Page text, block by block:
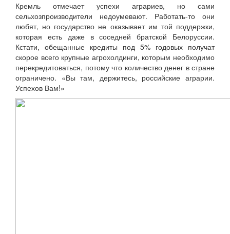
Кремль отмечает успехи аграриев, но сами
сельхозпроизводители недоумевают. Работать-то они
любят, но государство не оказывает им той поддержки,
которая есть даже в соседней братской Белоруссии.
Кстати, обещанные кредиты под 5% годовых получат
скорое всего крупные агрохолдинги, которым необходимо
перекредитоваться, потому что количество денег в стране
ограничено. «Вы там, держитесь, российские аграрии.
Успехов Вам!»